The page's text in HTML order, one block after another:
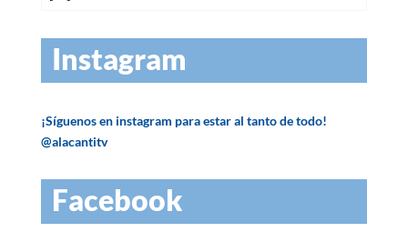
Instagram
¡Síguenos en instagram para estar al tanto de todo!
@alacantitv
Facebook